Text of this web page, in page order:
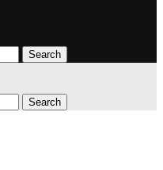
Search
Search